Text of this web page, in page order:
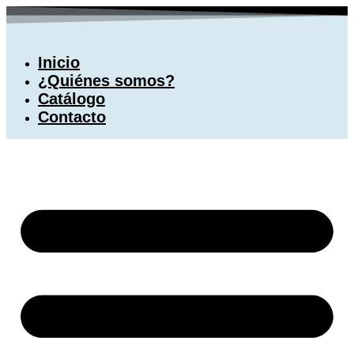
Ir
al
Inicio
¿Quiénes somos?
Catálogo
Contacto